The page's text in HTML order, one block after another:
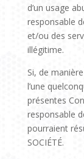
d’un usage
responsable
et/ou des
illégitime.
Si, de
l’une
présentes
responsable
pourraient
SOCIÉTÉ.